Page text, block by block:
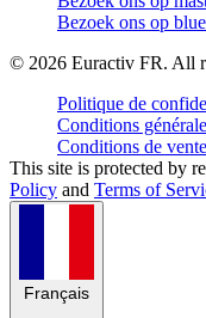
Bezoek ons op
© 2026 Euractiv FR. All
Politique de
Conditions
Conditions de vente
This site is protected by
Policy and Terms of
Français